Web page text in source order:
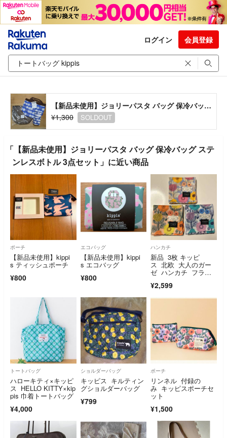
ログイン 会員登録
【新品未使用】ジョリーパスタ バッグ 保冷バッグ ステンレスボトル 3点セット
¥1,300
SOLDOUT
「【新品未使用】ジョリーパスタ バッグ 保冷バッグ ステ
ンレスボトル 3点セット」に近い商品
ポーチ
【新品未使用】kippi
s ティッシュポーチ
¥800
エコバッグ
【新品未使用】kippi
s エコバッグ
¥800
ハンカチ
新品 3枚 キッピ
ス 北欧 大人のガー
ゼ ハンカチ フラワ
¥2,599
トートバッグ
ハローキティ×キッピ
ス HELLO KITTY×kip
pis 巾着トートバッグ
¥4,000
ショルダーバッグ
キッピス キルティン
グショルダーバッグ
¥799
ポーチ
リンネル 付録の
み キッピスポーチセ
ット
¥1,500